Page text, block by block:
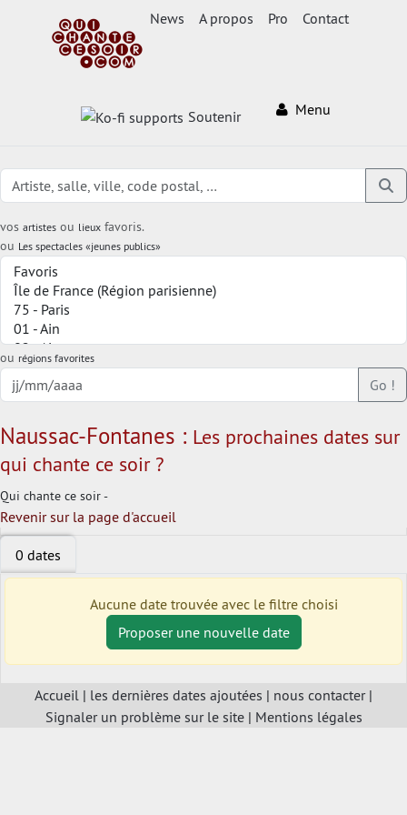
News A propos Pro Contact
Soutenir Menu
vos artistes ou lieux favoris.
ou Les spectacles «jeunes publics»
ou régions favorites
Go !
Naussac-Fontanes : Les prochaines dates sur
qui chante ce soir ?
Qui chante ce soir -
Revenir sur la page d'accueil
0 dates
Aucune date trouvée avec le filtre choisi
Proposer une nouvelle date
Accueil | les dernières dates ajoutées | nous contacter|
Signaler un problème sur le site| Mentions légales